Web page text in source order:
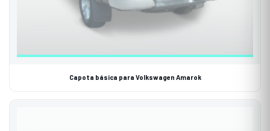
Capota básica para Volkswagen Amarok